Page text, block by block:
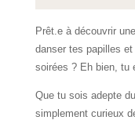
Prêt.e à découvrir
danser tes papilles
soirées ? Eh bien, tu
Que tu sois adepte
simplement curieux